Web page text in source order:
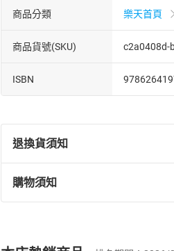
商品分類 樂天首頁
商品貨號(SKU) c2a0408d-
ISBN
退換貨須知
退換貨規定：
(一)依消費者保護法第19條
購物須知